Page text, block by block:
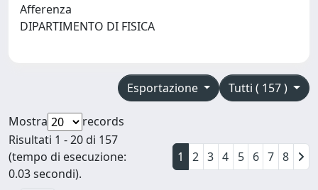
Afferenza
DIPARTIMENTO DI FISICA
Tutti ( 157 )
Esportazione
Mostra
records
Risultati 1 - 20 di 157
(tempo di esecuzione:
0.03 secondi).
1 2 3 4 5 6 7 8